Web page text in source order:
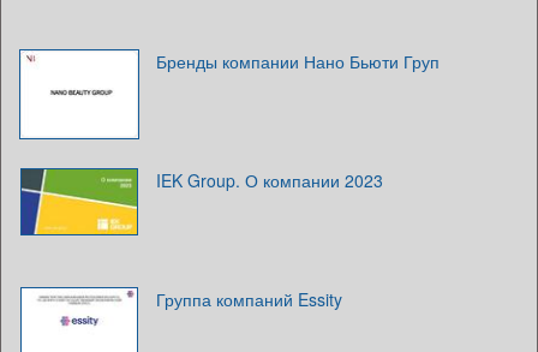
Бренды компании Нано Бьюти Груп
IEK Group. О компании 2023
Группа компаний Essity